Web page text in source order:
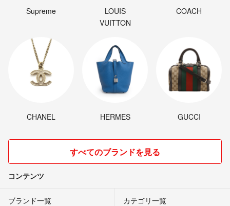
Supreme
LOUIS
VUITTON
COACH
CHANEL HERMES GUCCI
すべてのブランドを見る
コンテンツ
ブランド一覧 カテゴリ一覧